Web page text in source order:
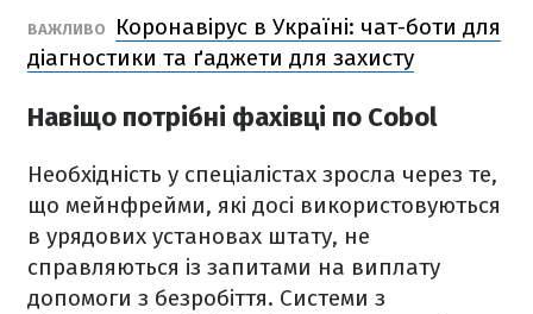
ВАЖЛИВО
Коронавірус в Україні: чат-боти для
діагностики та ґаджети для захисту
Навіщо потрібні фахівці по Cobol
Необхідність у спеціалістах зросла через те,
що мейнфрейми, які досі використовуються
в урядових установах штату, не
справляються із запитами на виплату
допомоги з безробіття. Системи з